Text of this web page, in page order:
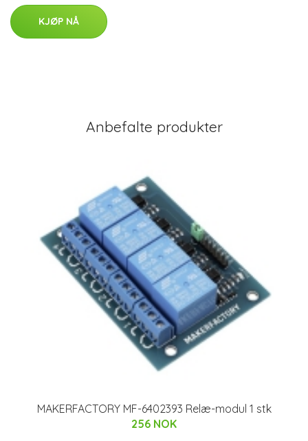
KJØP NÅ
Anbefalte produkter
MAKERFACTORY MF-6402393 Relæ-modul 1 stk
256 NOK